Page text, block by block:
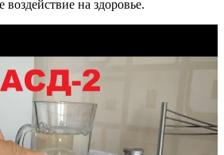
воздействие на здоровье.